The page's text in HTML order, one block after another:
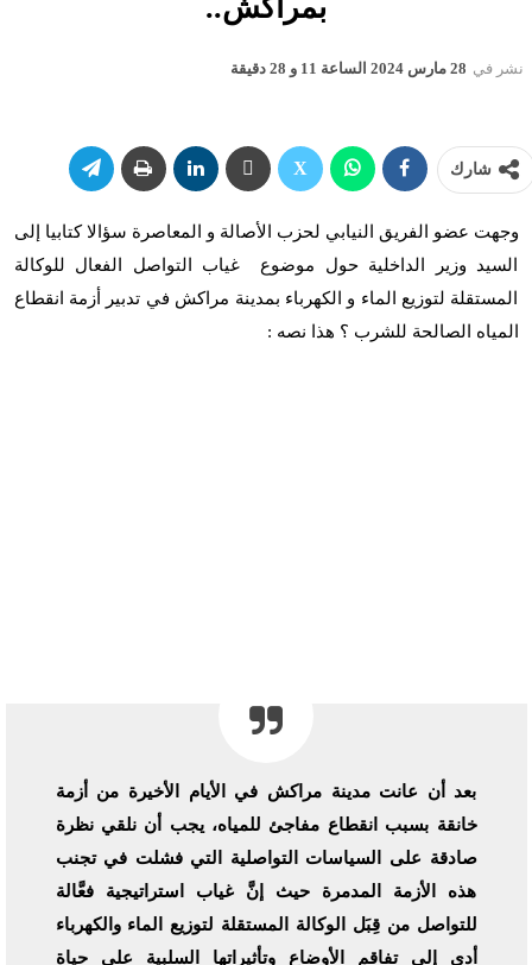
بمراكش..
نشر في 28 مارس 2024 الساعة 11 و 28 دقيقة
شارك
وجهت عضو الفريق النيابي لحزب الأصالة و المعاصرة سؤالا كتابيا إلى
السيد وزير الداخلية حول موضوع غياب التواصل الفعال للوكالة
المستقلة لتوزيع الماء و الكهرباء بمدينة مراكش في تدبير أزمة انقطاع
المياه الصالحة للشرب ؟ هذا نصه :
بعد أن عانت مدينة مراكش في الأيام الأخيرة من أزمة
خانقة بسبب انقطاع مفاجئ للمياه، يجب أن نلقي نظرة
صادقة على السياسات التواصلية التي فشلت في تجنب
هذه الأزمة المدمرة حيث إنَّ غياب استراتيجية فعَّالة
للتواصل من قِبَل الوكالة المستقلة لتوزيع الماء والكهرباء
أدى إلى تفاقم الأوضاع وتأثيراتها السلبية على حياة